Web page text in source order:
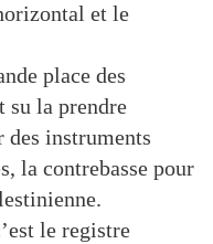
et le
place des
su la prendre
des instruments
la contrebasse pour
le registre